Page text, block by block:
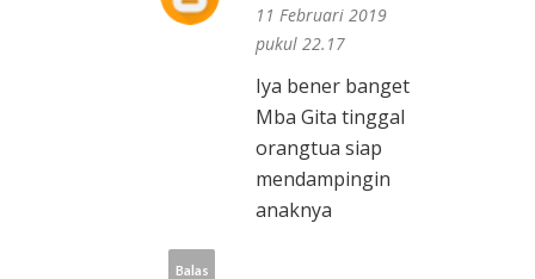
11 Februari 2019
pukul 22.17
Iya bener banget
Mba Gita tinggal
orangtua siap
mendampingin
anaknya
Balas